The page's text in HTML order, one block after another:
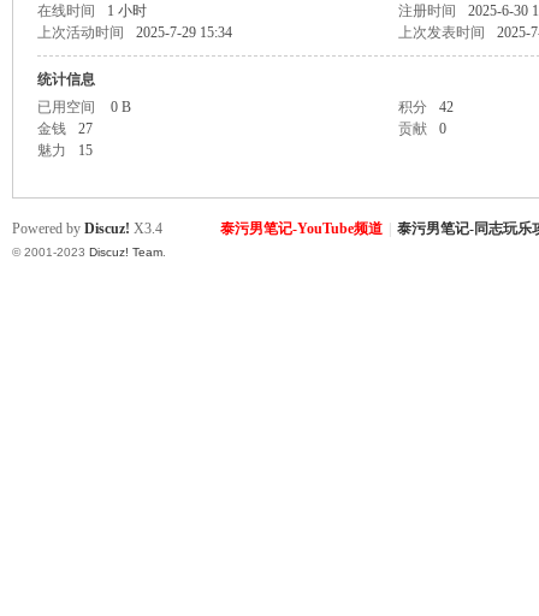
在线时间
1 小时 注册时间
2025-6-30
上次活动时间
2025-7-29 15:34 上次发表时间 2025-
统计信息
已用空间
0 B 积分
42
金钱
27 贡献
0
魅力
15
泰污男笔记-YouTube频道 泰污男笔记-同志玩乐
Powered by Discuz! X3.4
© 2001-2023 Discuz! Team.